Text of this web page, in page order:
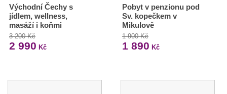
Východní Čechy s
jídlem, wellness,
masáží i koňmi
3 200 Kč
2 990 Kč
Pobyt v penzionu pod
Sv. kopečkem v
Mikulově
1 900 Kč
1 890 Kč